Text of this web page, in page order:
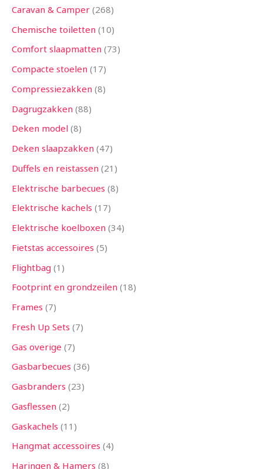
Caravan & Camper 268
Chemische toiletten 10
Comfort slaapmatten 73
Compacte stoelen 17
Compressiezakken 8
Dagrugzakken 88
Deken model 8
Deken slaapzakken 47
Duffels en reistassen 21
Elektrische barbecues 8
Elektrische kachels 17
Elektrische koelboxen 34
Fietstas accessoires 5
Flightbag 1
Footprint en grondzeilen 18
Frames 7
Fresh Up Sets 7
Gas overige 7
Gasbarbecues 36
Gasbranders 23
Gasflessen 2
Gaskachels 11
Hangmat accessoires 4
Haringen & Hamers 8